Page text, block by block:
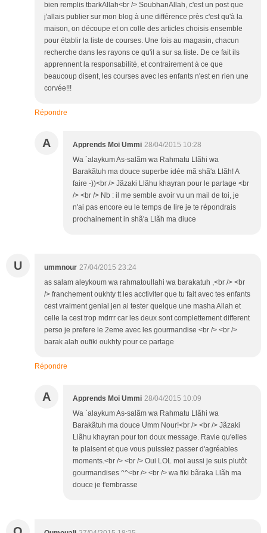
bien remplis tbarkAllah<br /> SoubhanAllah, c'est un post que
j'allais publier sur mon blog à une différence près c'est qu'à la
maison, on découpe et on colle des articles choisis ensemble
pour établir la liste de courses. Une fois au magasin, chacun
recherche dans les rayons ce qu'il a sur sa liste. De ce fait ils
apprennent la responsabilité, et contrairement à ce que
beaucoup disent, les courses avec les enfants n'est en rien une
corvée!!!
Répondre
A Apprends Moi Ummi 28/04/2015 10:28
Wa `alaykum As-salãm wa Rahmatu Llãhi wa
Barakãtuh ma douce superbe idée mã shã'a Llãh! A
faire -))<br /> Jãzaki Llãhu khayran pour le partage <br
/> <br /> Nb : il me semble avoir vu un mail de toi, je
n'ai pas encore eu le temps de lire je te répondrais
prochainement in shã'a Llãh ma diuce
U ummnour 27/04/2015 23:24
as salam aleykoum wa rahmatoullahi wa barakatuh ,<br /> <br
/> franchement oukhty tt les acctiviter que tu fait avec tes enfants
cest vraiment genial jen ai tester quelque une masha Allah et
celle la cest trop mdrrr car les deux sont complettement different
perso je prefere le 2eme avec les gourmandise <br /> <br />
barak alah oufiki oukhty pour ce partage
Répondre
A Apprends Moi Ummi 28/04/2015 10:09
Wa `alaykum As-salãm wa Rahmatu Llãhi wa
Barakãtuh ma douce Umm Nour!<br /> <br /> Jãzaki
Llãhu khayran pour ton doux message. Ravie qu'elles
te plaisent et que vous puissiez passer d'agréables
moments.<br /> <br /> Oui LOL moi aussi je suis plutôt
gourmandises ^^<br /> <br /> wa fiki bãraka Llãh ma
douce je t'embrasse